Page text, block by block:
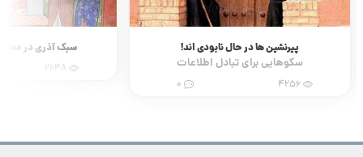
پیرنشین ها در حال نابودی اند!
سکوهایی برای تبادل اطلاعات
4256
سبک آذری در